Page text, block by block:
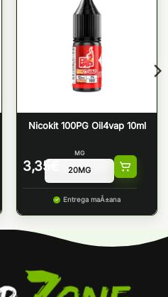
Nicokit 100PG Oil4vap 10ml
3,35
MG
Entrega maÃ±ana